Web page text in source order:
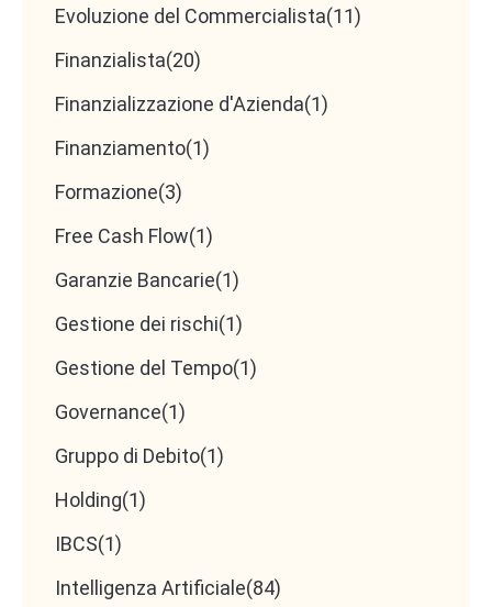
Evoluzione del Commercialista(11)
Finanzialista(20)
Finanzializzazione d'Azienda(1)
Finanziamento(1)
Formazione(3)
Free Cash Flow(1)
Garanzie Bancarie(1)
Gestione dei rischi(1)
Gestione del Tempo(1)
Governance(1)
Gruppo di Debito(1)
Holding(1)
IBCS(1)
Intelligenza Artificiale(84)